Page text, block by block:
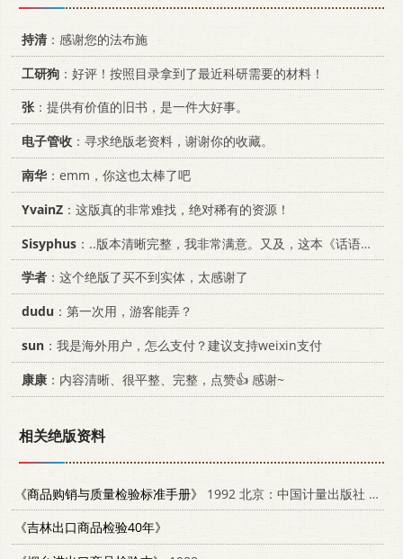
持清：感谢您的法布施
工研狗 ：好评！按照目录拿到了最近科研需要的材料！
张：提供有价值的旧书，是一件大好事。
电子管收 ：寻求绝版老资料，谢谢你的收藏。
南华 ：emm，你这也太棒了吧
YvainZ ：这版真的非常难找，绝对稀有的资源！
Sisyphus ：..版本清晰完整，我非常满意。又及，这本《话语的真相》...
学者 ：这个绝版了买不到实体，太感谢了
dudu ：第一次用，游客能弄？
sun ：我是海外用户，怎么支付？建议支持weixin支付
康康 ：内容清晰、很平整、完整，点赞👍 感谢~
相关绝版资料
《商品购销与质量检验标准手册》
1992 北京：中国计量出版社 7502604987
《吉林出口商品检验40年》